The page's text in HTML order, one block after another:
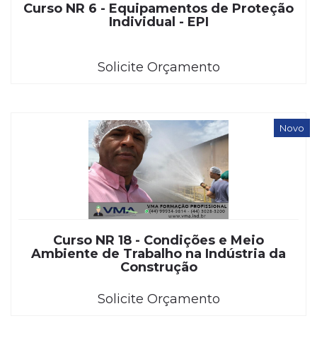
Curso NR 6 - Equipamentos de Proteção
Individual - EPI
Solicite Orçamento
Curso NR 18 - Condições e Meio
Ambiente de Trabalho na Indústria da
Construção
Solicite Orçamento
Novo